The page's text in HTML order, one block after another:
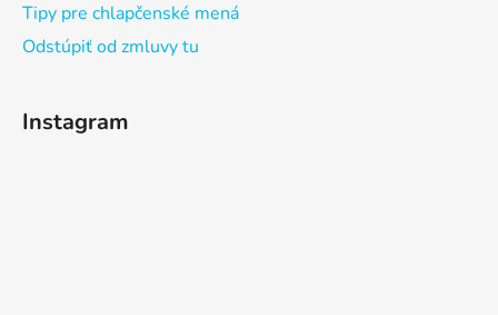
Tipy pre chlapčenské mená
Odstúpiť od zmluvy tu
Instagram